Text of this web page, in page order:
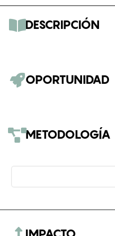
DESCRIPCIÓN
OPORTUNIDAD
METODOLOGÍA